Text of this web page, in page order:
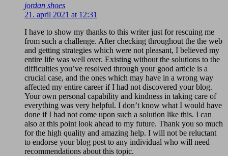
jordan shoes
21. april 2021 at 12:31
I have to show my thanks to this writer just for rescuing me
from such a challenge. After checking throughout the the web
and getting strategies which were not pleasant, I believed my
entire life was well over. Existing without the solutions to the
difficulties you’ve resolved through your good article is a
crucial case, and the ones which may have in a wrong way
affected my entire career if I had not discovered your blog.
Your own personal capability and kindness in taking care of
everything was very helpful. I don’t know what I would have
done if I had not come upon such a solution like this. I can
also at this point look ahead to my future. Thank you so much
for the high quality and amazing help. I will not be reluctant
to endorse your blog post to any individual who will need
recommendations about this topic.